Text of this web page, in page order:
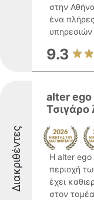
στην
ένα
υπηρεσιών
9.3
Διακριθέντες
alter ego
Η alter ego
περιοχή
έχει
στον